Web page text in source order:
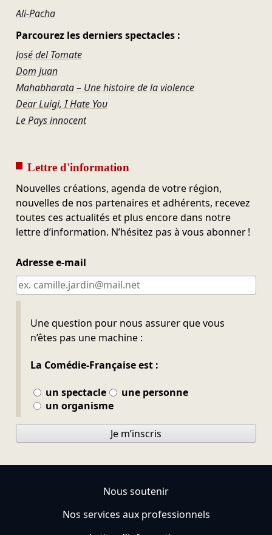
Ali-Pacha
Parcourez les derniers spectacles :
José del Tomate
Dom Juan
Mahabharata – Une histoire de la violence
Dear Luigi, I Hate You
Le Pays innocent
Lettre d'information
Nouvelles créations, agenda de votre région,
nouvelles de nos partenaires et adhérents, recevez
toutes ces actualités et plus encore dans notre
lettre d’information. N’hésitez pas à vous abonner !
Adresse e-mail
Une question pour nous assurer que vous
n’êtes pas une machine :
La Comédie-Française est :
un spectacle
une personne
un organisme
Ne pas remplir
Je m’inscris
Nous soutenir
Nos services aux professionnels